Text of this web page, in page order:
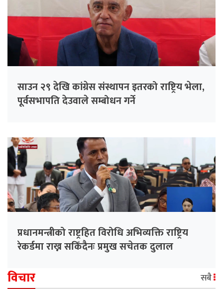
साउन २९ देखि कांग्रेस संस्थापन इतरको राष्ट्रिय भेला,
पूर्वसभापति देउवाले सम्बोधन गर्ने
प्रधानमन्त्रीको राष्ट्रहित विरोधि अभिव्यक्ति राष्ट्रिय
रेकर्डमा राख्न सकिँदैनः प्रमुख सचेतक दुलाल
विचार सबै